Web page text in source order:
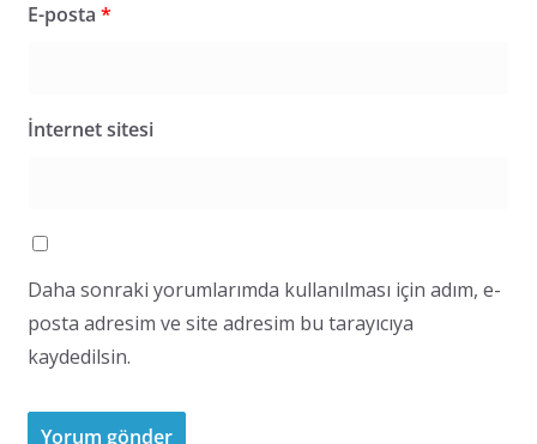
E-posta *
İnternet sitesi
Daha sonraki yorumlarımda kullanılması için adım, e-
posta adresim ve site adresim bu tarayıcıya
kaydedilsin.